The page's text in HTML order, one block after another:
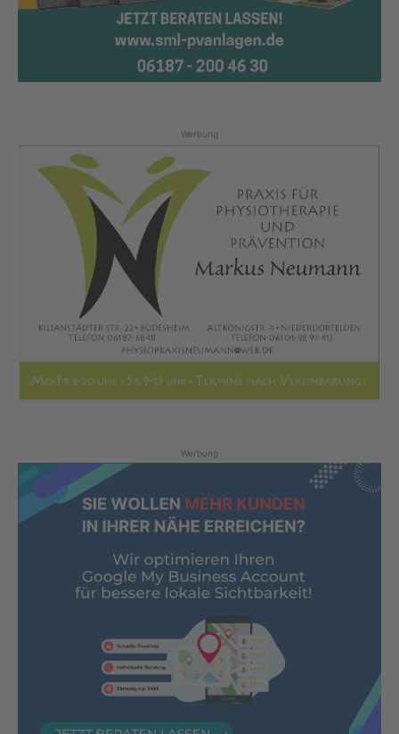
Werbung
Werbung